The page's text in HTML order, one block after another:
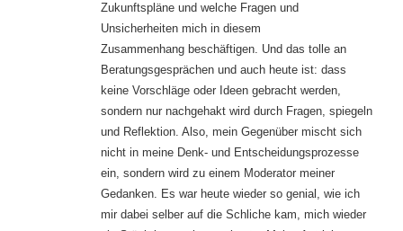
Zukunftspläne und welche Fragen und
Unsicherheiten mich in diesem
Zusammenhang beschäftigen. Und das tolle an
Beratungsgesprächen und auch heute ist: dass
keine Vorschläge oder Ideen gebracht werden,
sondern nur nachgehakt wird durch Fragen, spiegeln
und Reflektion. Also, mein Gegenüber mischt sich
nicht in meine Denk- und Entscheidungsprozesse
ein, sondern wird zu einem Moderator meiner
Gedanken. Es war heute wieder so genial, wie ich
mir dabei selber auf die Schliche kam, mich wieder